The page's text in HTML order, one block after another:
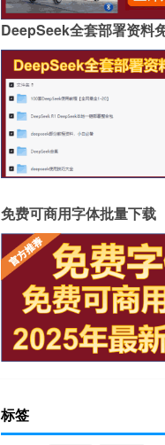
DeepSeek全套部署资料
免费可商用字体批量下载
标签